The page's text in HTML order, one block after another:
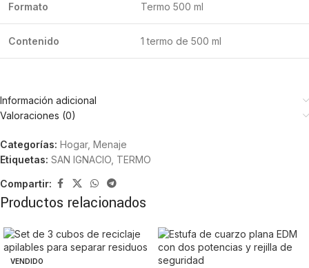
Formato Termo 500 ml
Contenido 1 termo de 500 ml
Información adicional
Valoraciones (0)
Categorías: Hogar, Menaje
Etiquetas: SAN IGNACIO TERMO
Compartir:
Productos relacionados
VENDIDO